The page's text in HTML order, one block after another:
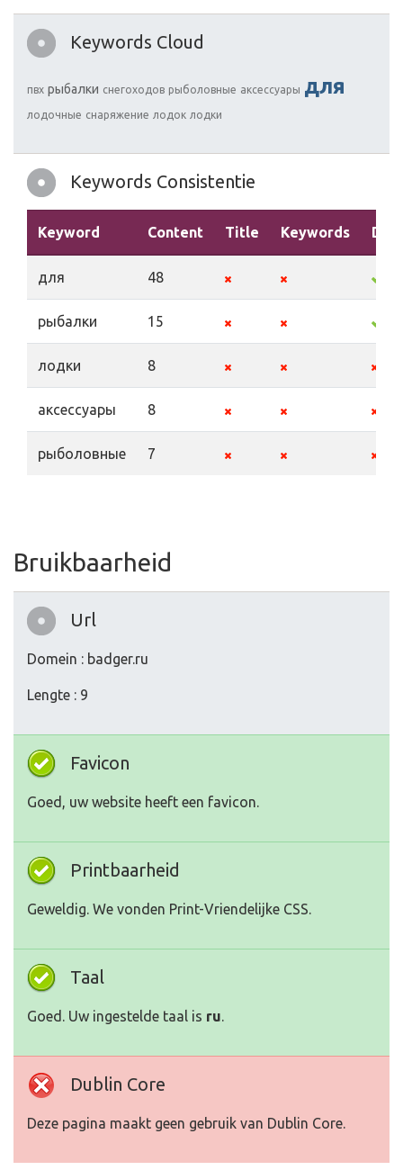
Keywords Cloud
пвх рыбалки снегоходов рыболовные аксессуары для
лодочные снаряжение лодок лодки
Keywords Consistentie
Keyword Content Title Keywords
для 48
рыбалки 15
лодки 8
аксессуары 8
рыболовные 7
Bruikbaarheid
Url
Domein : badger.ru
Lengte : 9
Favicon
Goed, uw website heeft een favicon.
Printbaarheid
Geweldig. We vonden Print-Vriendelijke CSS.
Taal
Goed. Uw ingestelde taal is ru.
Dublin Core
Deze pagina maakt geen gebruik van Dublin Core.